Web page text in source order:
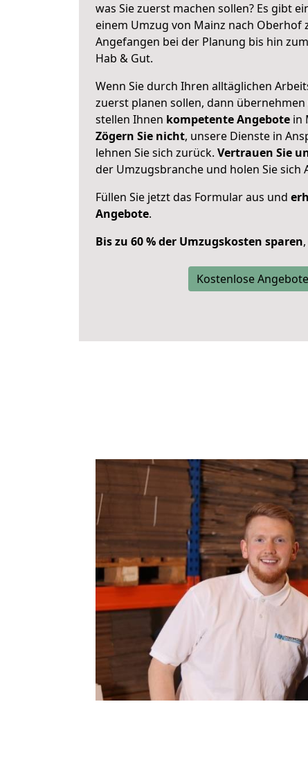
was Sie zuerst machen sollen? Es gibt
einem Umzug von Mainz nach Oberhof
Angefangen bei der Planung bis hin
Hab & Gut.
Wenn Sie durch Ihren alltäglichen
zuerst planen sollen, dann
stellen Ihnen kompetente Angebote in
Zögern Sie nicht, unsere Dienste in
lehnen Sie sich zurück. Vertrauen Sie
der Umzugsbranche und holen Sie sich
Füllen Sie jetzt das Formular aus und
Angebote.
Bis zu 60 % der Umzugskosten sparen
Kostenlose